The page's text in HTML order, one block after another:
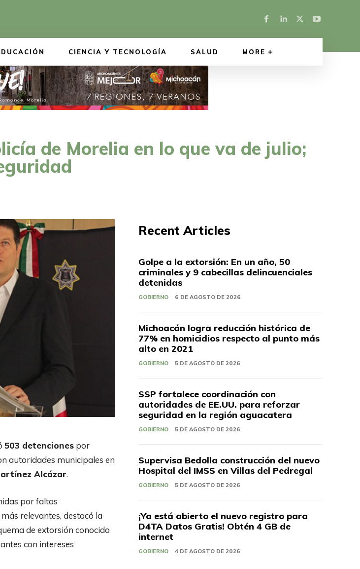
CIENCIA Y TECNOLOGÍA SALUD MORE
de Morelia en lo que va de julio;
503 detenciones por
autoridades municipales en
Alcázar.
por faltas
relevantes, destacó la
de extorsión conocido
con intereses
Recent Articles
Golpe a la extorsión: En un año, 50
criminales y 9 cabecillas delincuenciales
detenidas
GOBIERNO 6 DE AGOSTO DE 2026
Michoacán logra reducción histórica de
77% en homicidios respecto al punto más
alto en 2021
GOBIERNO 5 DE AGOSTO DE 2026
SSP fortalece coordinación con
autoridades de EE.UU. para reforzar
seguridad en la región aguacatera
GOBIERNO 5 DE AGOSTO DE 2026
Supervisa Bedolla construcción del nuevo
Hospital del IMSS en Villas del Pedregal
GOBIERNO 5 DE AGOSTO DE 2026
¡Ya está abierto el nuevo registro para
D4TA Datos Gratis! Obtén 4 GB de
internet
GOBIERNO 4 DE AGOSTO DE 2026